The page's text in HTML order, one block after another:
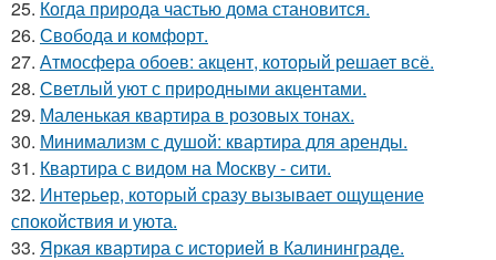
25. Когда природа частью дома становится.
26. Свобода и комфорт.
27. Атмосфера обоев: акцент, который решает всё.
28. Светлый уют с природными акцентами.
29. Маленькая квартира в розовых тонах.
30. Минимализм с душой: квартира для аренды.
31. Квартира с видом на Москву - сити.
32. Интерьер, который сразу вызывает ощущение
спокойствия и уюта.
33. Яркая квартира с историей в Калининграде.